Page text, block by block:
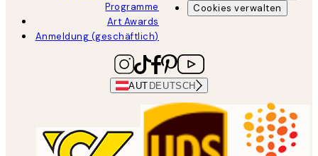
Programme
Art Awards
Anmeldung (geschäftlich)
Cookies verwalten
AUT DEUTSCH